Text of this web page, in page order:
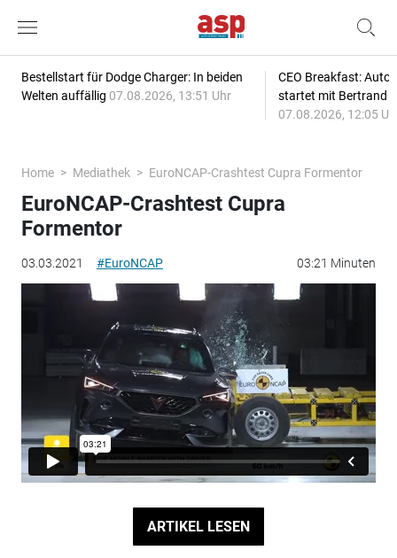
Bestellstart für Dodge Charger: In beiden
Welten auffällig 07.08.2026, 13:51 Uhr
CEO Breakfast:
startet mit Bertrand
07.08.2026, 12:05
Home Mediathek EuroNCAP-Crashtest Cupra Formentor
03.03.2021 #EuroNCAP 03:21 Minuten
EuroNCAP-Crashtest Cupra
Formentor
ARTIKEL LESEN